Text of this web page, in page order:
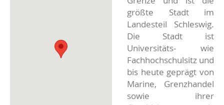
größte Stadt im
Landesteil Schleswig.
Die Stadt ist
Universitäts- wie
Fachhochschulsitz und
bis heute geprägt von
Marine, Grenzhandel
sowie ihrer